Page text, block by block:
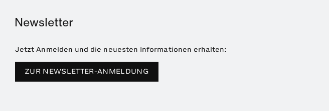
Newsletter
Jetzt Anmelden und die neuesten Informationen erhalten:
ZUR NEWSLETTER-ANMELDUNG